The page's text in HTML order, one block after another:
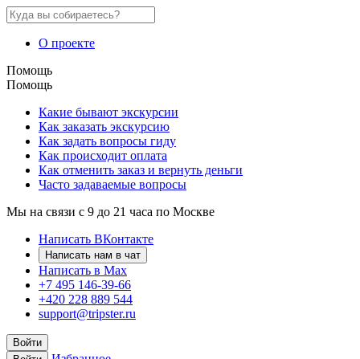
О проекте
Помощь
Помощь
Какие бывают экскурсии
Как заказать экскурсию
Как задать вопросы гиду
Как происходит оплата
Как отменить заказ и вернуть деньги
Часто задаваемые вопросы
Мы на связи с 9 до 21 часа по Москве
Написать ВКонтакте
Написать нам в чат
Написать в Max
+7 495 146-39-66
+420 228 889 544
support@tripster.ru
Войти